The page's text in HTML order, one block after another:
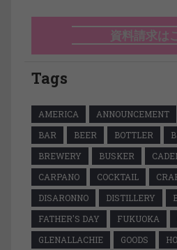
資料請求は
Tags
AMERICA ANNOUNCEMENT
BAR
BEER BOTTLER
BREWERY
BUSKER
CARPANO
COCKTAIL
DISARONNO
DISTILLERY
FATHER'S DAY
FUKUOKA
GLENALLACHIE
GOODS